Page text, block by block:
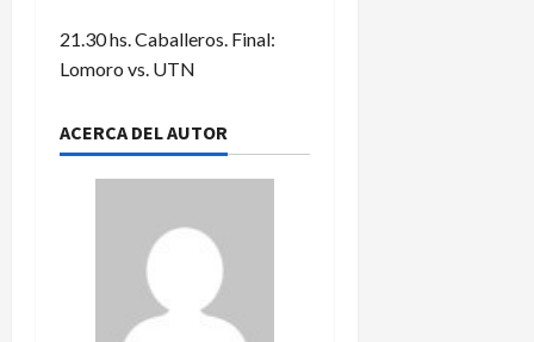
21.30 hs. Caballeros. Final:
Lomoro vs. UTN
ACERCA DEL AUTOR